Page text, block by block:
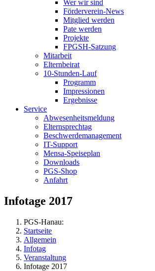
Wer wir sind
Förderverein-News
Mitglied werden
Pate werden
Projekte
FPGSH-Satzung
Mitarbeit
Elternbeirat
10-Stunden-Lauf
Programm
Impressionen
Ergebnisse
Service
Abwesenheitsmeldung
Elternsprechtag
Beschwerdemanagement
IT-Support
Mensa-Speiseplan
Downloads
PGS-Shop
Anfahrt
Infotage 2017
PGS-Hanau:
Startseite
Allgemein
Infotag
Veranstaltung
Infotage 2017